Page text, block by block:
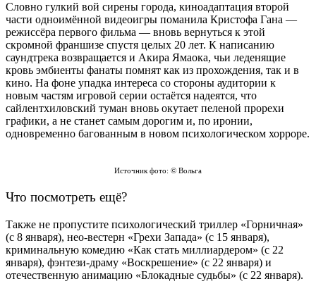
Словно гулкий вой сирены города, киноадаптация второй
части одноимённой видеоигры поманила Кристофа Гана —
режиссёра первого фильма — вновь вернуться к этой
скромной франшизе спустя целых 20 лет. К написанию
саундтрека возвращается и Акира Ямаока, чьи леденящие
кровь эмбиенты фанаты помнят как из прохождения, так и в
кино. На фоне упадка интереса со стороны аудитории к
новым частям игровой серии остаётся надеятся, что
сайлентхиловский туман вновь окутает пеленой прорехи
графики, а не станет самым дорогим и, по иронии,
одновременно багованным в новом психологическом хорроре.
Источник фото: © Вольга
Что посмотреть ещё?
Также не пропустите психологический триллер «Горничная»
(с 8 января), нео-вестерн «Грехи Запада» (с 15 января),
криминальную комедию «Как стать миллиардером» (с 22
января), фэнтези-драму «Воскрешение» (с 22 января) и
отечественную анимацию «Блокадные судьбы» (с 22 января).